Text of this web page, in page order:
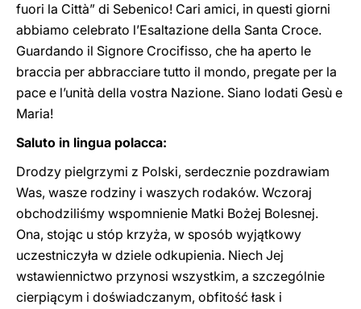
fuori la Città” di Sebenico! Cari amici, in questi giorni
abbiamo celebrato l’Esaltazione della Santa Croce.
Guardando il Signore Crocifisso, che ha aperto le
braccia per abbracciare tutto il mondo, pregate per la
pace e l’unità della vostra Nazione. Siano lodati Gesù e
Maria!
Saluto in lingua polacca:
Drodzy pielgrzymi z Polski, serdecznie pozdrawiam
Was, wasze rodziny i waszych rodaków. Wczoraj
obchodziliśmy wspomnienie Matki Bożej Bolesnej.
Ona, stojąc u stóp krzyża, w sposób wyjątkowy
uczestniczyła w dziele odkupienia. Niech Jej
wstawiennictwo przynosi wszystkim, a szczególnie
cierpiącym i doświadczanym, obfitość łask i